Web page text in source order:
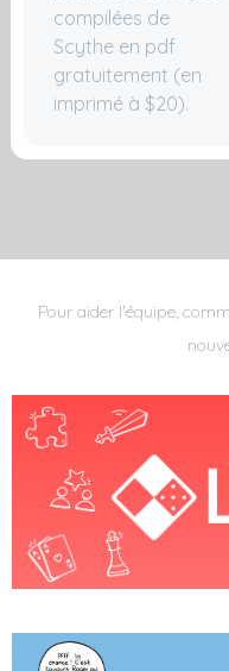
compilées de
Scythe en pdf
gratuitement (en
imprimé à $20).
Pour aider l'équipe,